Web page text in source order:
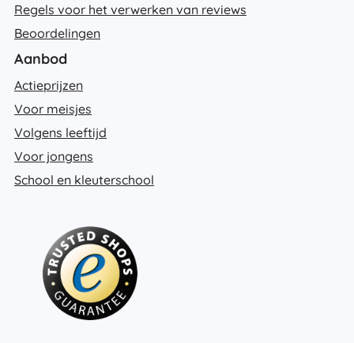
Regels voor het verwerken van reviews
Beoordelingen
Aanbod
Actieprijzen
Voor meisjes
Volgens leeftijd
Voor jongens
School en kleuterschool